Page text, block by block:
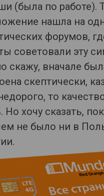
(была по работе).
нашла на
форумов,
советовали эту
скажу, вначале
скептически,
то
Но хочу сказать,
не было ни в